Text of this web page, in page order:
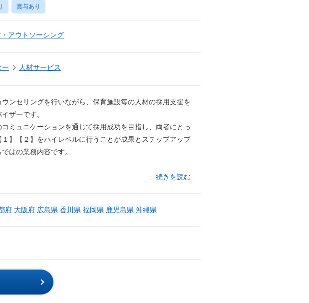
賞与あり
・アウトソーシング
ー 人材サービス
ンセリングを行いながら、保育施設毎の人材の採用支援を
ザーです。
ミュニケーションを通じて採用成功を目指し、両者にとっ
】【２】をハイレベルに行うことが成果とステップアップ
はの業務内容です。
…続きを読む
府 大阪府 広島県 香川県 福岡県 鹿児島県 沖縄県